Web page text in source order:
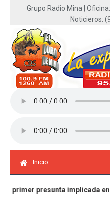
Grupo Radio Mina |
Noticieros:
Inicio
primer presunta implicada en